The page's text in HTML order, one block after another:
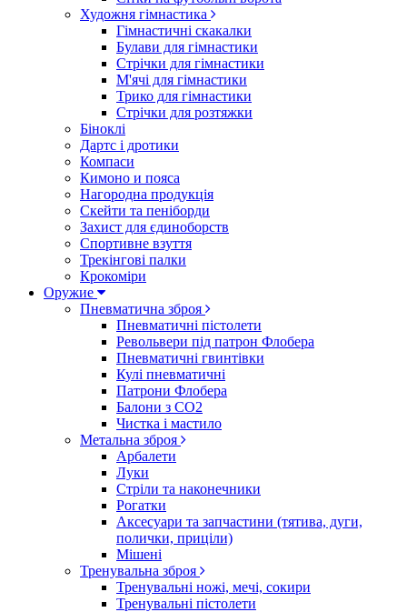
Художня гімнастика
Гімнастичні скакалки
Булави для гімнастики
Стрічки для гімнастики
М'ячі для гімнастики
Трико для гімнастики
Стрічки для розтяжки
Біноклі
Дартс і дротики
Компаси
Кимоно и пояса
Нагородна продукція
Скейти та пеніборди
Захист для єдиноборств
Спортивне взуття
Трекінгові палки
Крокоміри
Оружие
Пневматична зброя
Пневматичні пістолети
Револьвери під патрон Флобера
Пневматичні гвинтівки
Кулі пневматичні
Патрони Флобера
Балони з CO2
Чистка і мастило
Метальна зброя
Арбалети
Луки
Стріли та наконечники
Рогатки
Аксесуари та запчастини (тятива, дуги,
полички, приціли)
Мішені
Тренувальна зброя
Тренувальні ножі, мечі, сокири
Тренувальні пістолети